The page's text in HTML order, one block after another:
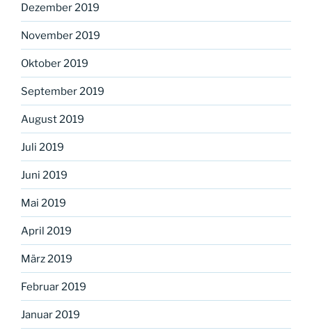
Dezember 2019
November 2019
Oktober 2019
September 2019
August 2019
Juli 2019
Juni 2019
Mai 2019
April 2019
März 2019
Februar 2019
Januar 2019